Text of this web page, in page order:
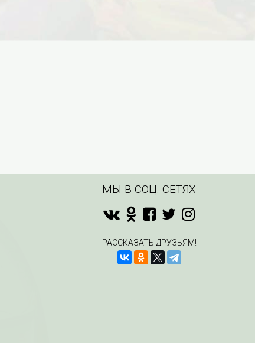
МЫ В СОЦ. СЕТЯХ
РАССКАЗАТЬ ДРУЗЬЯМ!